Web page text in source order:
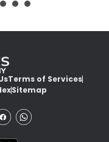
Terms of Services
Sitemap